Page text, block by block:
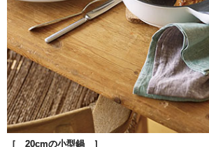
［ 20cmの小型鍋 ］